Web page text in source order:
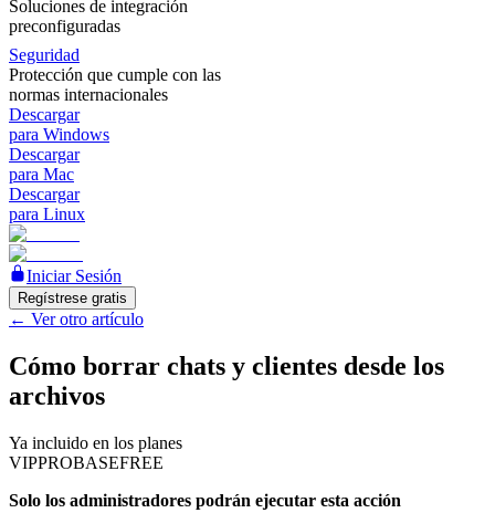
Soluciones de integración
preconfiguradas
Seguridad
Protección que cumple con las
normas internacionales
Descargar
para Windows
Descargar
para Mac
Descargar
para Linux
Iniciar Sesión
Regístrese gratis
← Ver otro artículo
Cómo borrar chats y clientes desde los
archivos
Ya incluido en los planes
VIPPROBASEFREE
Solo los administradores podrán ejecutar esta acción